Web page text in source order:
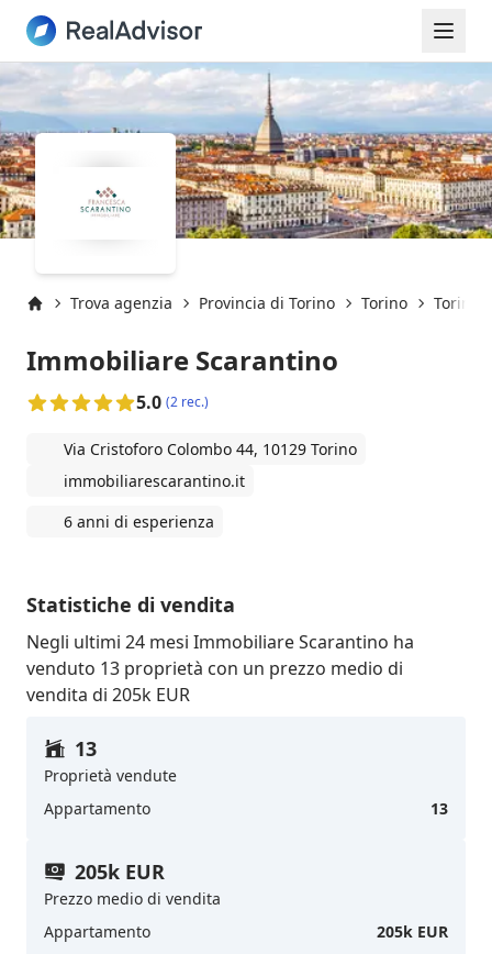
Trova agenzia Provincia di Torino Torino Torino
Immobiliare Scarantino
5.0 (2 rec.)
Via Cristoforo Colombo 44, 10129 Torino
immobiliarescarantino.it
6 anni di esperienza
Statistiche di vendita
Negli ultimi 24 mesi Immobiliare Scarantino ha
venduto 13 proprietà con un prezzo medio di
vendita di 205k EUR
13
Proprietà vendute
Appartamento
13
205k EUR
Prezzo medio di vendita
Appartamento
205k EUR